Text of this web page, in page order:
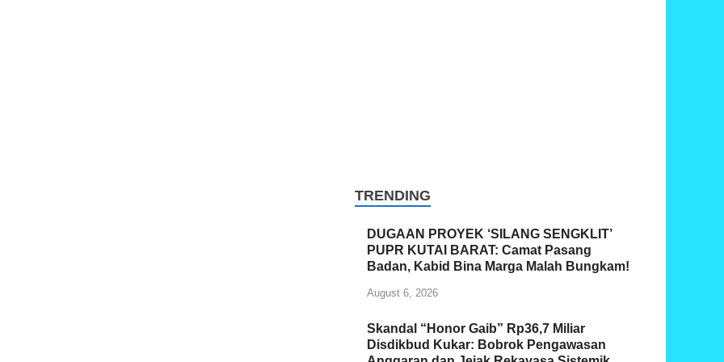
TRENDING
DUGAAN PROYEK ‘SILANG SENGKLIT’
PUPR KUTAI BARAT: Camat Pasang
Badan, Kabid Bina Marga Malah Bungkam!
August 6, 2026
Skandal “Honor Gaib” Rp36,7 Miliar
Disdikbud Kukar: Bobrok Pengawasan